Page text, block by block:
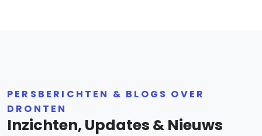
PERSBERICHTEN & BLOGS OVER
DRONTEN
Inzichten, Updates & Nieuws